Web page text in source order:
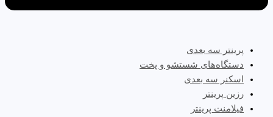
پرینتر سه‌ بعدی
دستگاه‌های شستشو و پخت
اسکنر سه بعدی
رزین پرینتر
فیلامنت پرینتر